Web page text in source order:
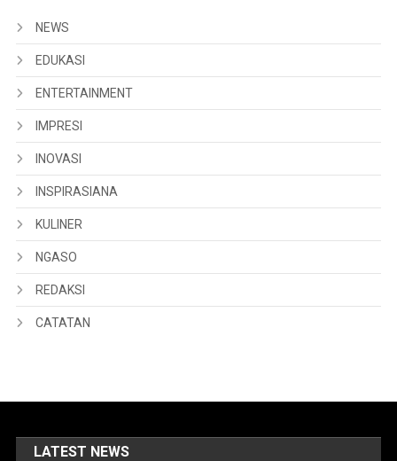
NEWS
EDUKASI
ENTERTAINMENT
IMPRESI
INOVASI
INSPIRASIANA
KULINER
NGASO
REDAKSI
CATATAN
LATEST NEWS